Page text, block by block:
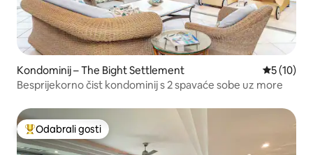
Kondominij – The Bight Settlement Prosječna
5 (10)
Besprijekorno čist kondominij s 2 spavaće sobe uz more
Među najviše rangiranima s oznakom „Odabrali gosti”
Odabrali gosti